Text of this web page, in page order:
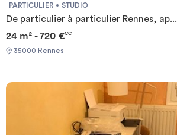
PARTICULIER STUDIO
De particulier à particulier Rennes, ap...
24 m² - 720 €CC
35000 Rennes